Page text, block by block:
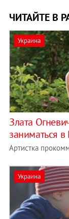
ЧИТАЙТЕ В
Украина
Злата
заниматься в
Артистка
Украина